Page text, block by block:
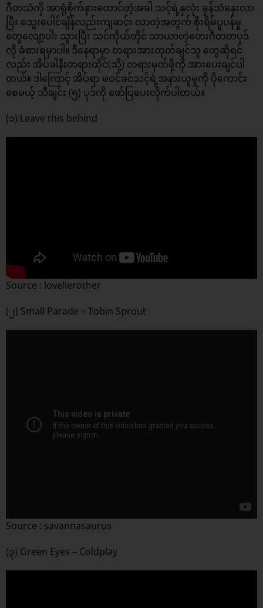
ဂီတသံကို အာရုံစိုက်နားထောင်တဲ့အခါ သင့်ရဲ့နှလုံး ခုန်သံနှေးလာ
ပြီး သွေးပေါင်ချိန်လည်းကျဆင်း လာတဲ့အတွက် စိုးရိမ်ပူပန်မှု
တွေလျော့ပါး သွားပြီး သင်ကိုယ်တိုင် သာယာတဲ့တေးဂီတတပုဒ်
လို ခံစားရမှာပါ။ ဒီနေရာမှာ တရားအားထုတ်ချင်သူ တွေဆိုရင်
လည်း အိပ်ခါနီးတရားထိုင်(သို့) တရားမှတ်ဖို့ကို အားပေးချင်ပါ
တယ်။ ဒါကြောင့် အိပ်ရာ မဝင်ခင်သင့်ရဲ့အနားယူမှုကို ပိုကောင်း
စေမယ့် သီချင်း (၅) ပုဒ်ကို ဖော်ပြပေးလိုက်ပါတယ်။
(၁) Leave this behind
Source : lovelierother
(၂) Small Parade – Tobin Sprout
Source : savannasaurus
(၃) Green Eyes – Coldplay